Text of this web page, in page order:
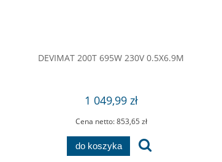
DEVIMAT 200T 695W 230V 0.5X6.9M
1 049,99 zł
Cena netto:853,65 zł
do koszyka